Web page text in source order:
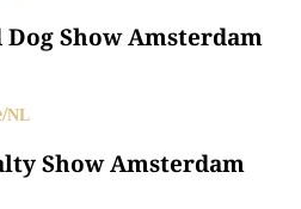
Show Amsterdam
NL
Show Amsterdam